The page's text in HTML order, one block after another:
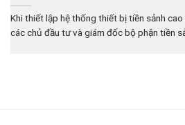
Khi thiết lập hệ thống thiết bị tiền sảnh cao
các chủ đầu tư và giám đốc bộ phận tiền